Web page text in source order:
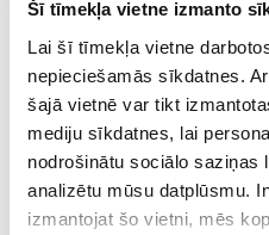
Šī tīmekļa vietne izmanto
Lai šī tīmekļa vietne
nepieciešamās sīkdatnes.
šajā vietnē var tikt
mediju sīkdatnes, lai
nodrošinātu sociālo saziņas
analizētu mūsu datplūsmu.
izmantojat šo vietni, mēs